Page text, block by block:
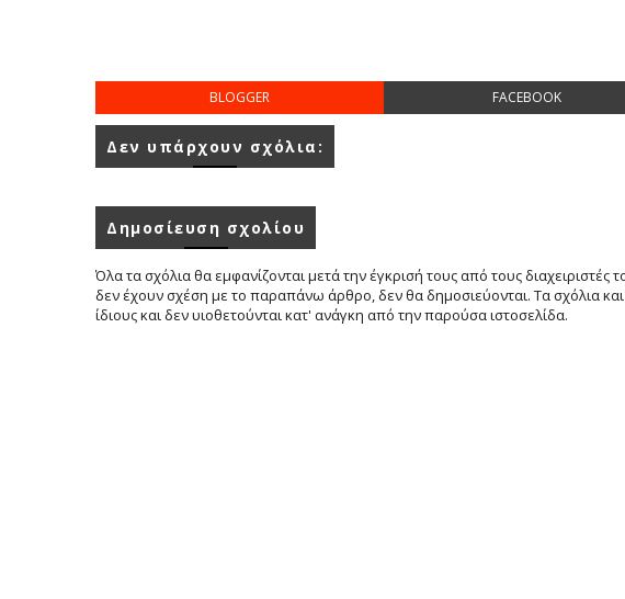
BLOGGER FACEBOOK
Δεν υπάρχουν σχόλια:
Δημοσίευση σχολίου
Όλα τα σχόλια θα εμφανίζονται μετά την έγκρισή τους από τους
δεν έχουν σχέση με το παραπάνω άρθρο, δεν θα δημοσιεύονται. Τα σχόλια
ίδιους και δεν υιοθετούνται κατ' ανάγκη από την παρούσα ιστοσελίδα.